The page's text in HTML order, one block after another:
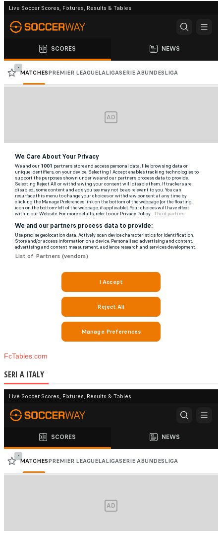
FcTables.com
SERI A ITALY